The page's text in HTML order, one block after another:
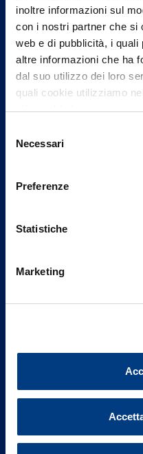
inoltre informazioni sul
con i nostri partner che si
web e di pubblicità, i
altre informazioni che ha
dal suo utilizzo dei loro
quali cookie utilizziamo
più su chi siamo, come
può trovare nel footer del
delNecessari
Preferenze
Statistiche
Marketing
Contattaci
Vittoria Assicurazioni S.p.A.
Part. IVA 01329510158
Sostenibilità